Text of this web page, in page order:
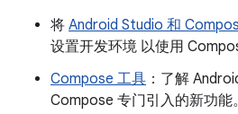
将 Android Studio 和
设置开发环境 以使用
Compose 工具 ：了解
Compose 专门引入的新功能。